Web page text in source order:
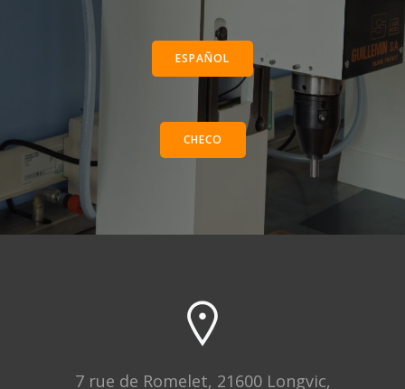
ESPAÑOL
CHECO
7 rue de Romelet, 21600 Longvic,